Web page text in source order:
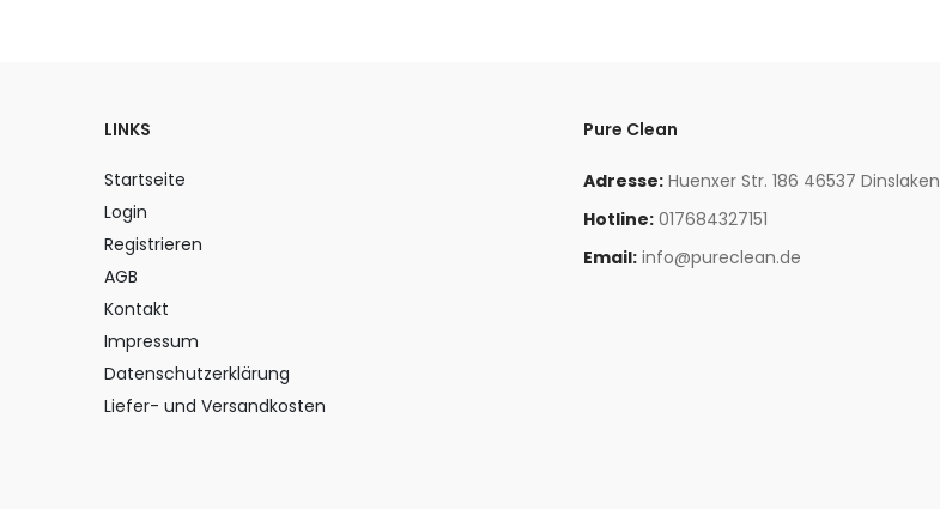
LINKS
Startseite
Login
Registrieren
AGB
Kontakt
Impressum
Datenschutzerklärung
Liefer- und Versandkosten
Pure Clean
Adresse: Huenxer Str. 186 46537 Dinslaken
Hotline: 017684327151
Email: info@pureclean.de